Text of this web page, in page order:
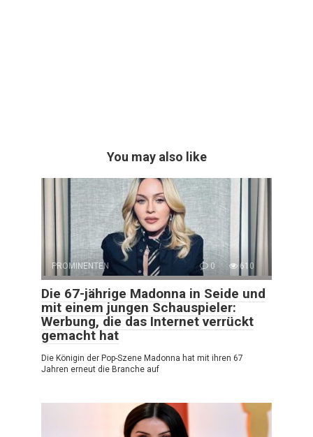
You may also like
PROMINENTEN 0 610
Die 67-jährige Madonna in Seide und
mit einem jungen Schauspieler:
Werbung, die das Internet verrückt
gemacht hat
Die Königin der Pop-Szene Madonna hat mit ihren 67
Jahren erneut die Branche auf